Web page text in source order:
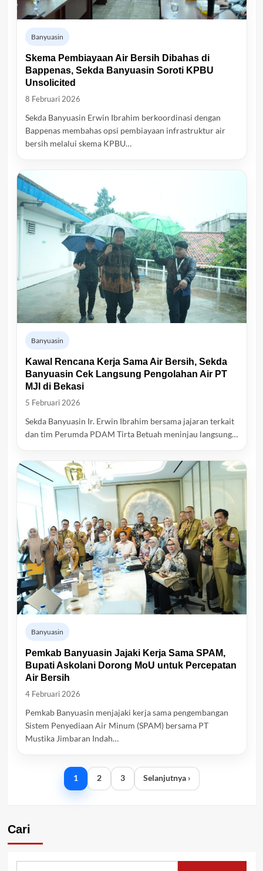
Banyuasin
Skema Pembiayaan Air Bersih Dibahas di
Bappenas, Sekda Banyuasin Soroti KPBU
Unsolicited
8 Februari 2026
Sekda Banyuasin Erwin Ibrahim berkoordinasi dengan
Bappenas membahas opsi pembiayaan infrastruktur air
bersih melalui skema KPBU…
Banyuasin
Kawal Rencana Kerja Sama Air Bersih, Sekda
Banyuasin Cek Langsung Pengolahan Air PT
MJI di Bekasi
5 Februari 2026
Sekda Banyuasin Ir. Erwin Ibrahim bersama jajaran terkait
dan tim Perumda PDAM Tirta Betuah meninjau langsung…
Banyuasin
Pemkab Banyuasin Jajaki Kerja Sama SPAM,
Bupati Askolani Dorong MoU untuk Percepatan
Air Bersih
4 Februari 2026
Pemkab Banyuasin menjajaki kerja sama pengembangan
Sistem Penyediaan Air Minum (SPAM) bersama PT
Mustika Jimbaran Indah…
1 2 3 Selanjutnya ›
Cari